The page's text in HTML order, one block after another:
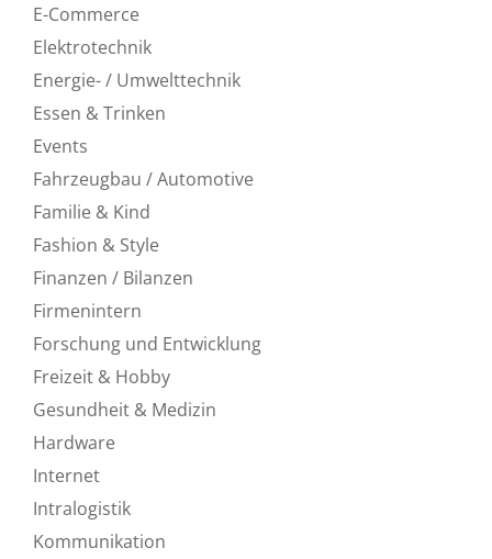
E-Commerce
Elektrotechnik
Energie- / Umwelttechnik
Essen & Trinken
Events
Fahrzeugbau / Automotive
Familie & Kind
Fashion & Style
Finanzen / Bilanzen
Firmenintern
Forschung und Entwicklung
Freizeit & Hobby
Gesundheit & Medizin
Hardware
Internet
Intralogistik
Kommunikation